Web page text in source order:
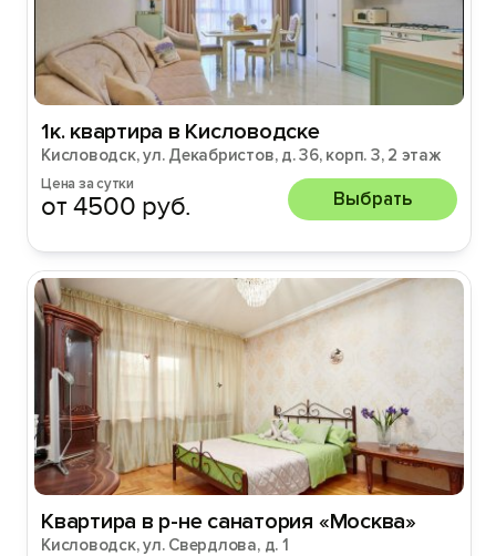
1к. квартира в Кисловодске
Кисловодск, ул. Декабристов, д. 36, корп. 3, 2 этаж
Цена за сутки
от 4500 руб. Выбрать
Квартира в р-не санатория «Москва»
Кисловодск, ул. Свердлова, д. 1